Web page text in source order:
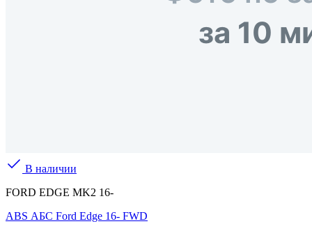
В наличии
FORD EDGE MK2 16-
ABS АБС Ford Edge 16- FWD